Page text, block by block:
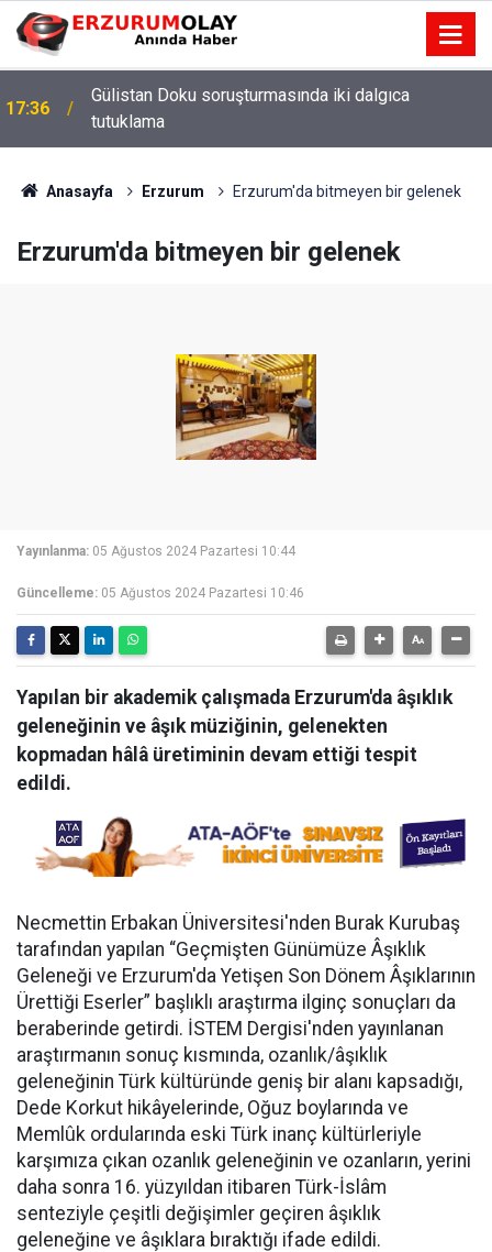
17:36
Gülistan Doku soruşturmasında iki dalgıca
tutuklama
Anasayfa Erzurum Erzurum'da bitmeyen bir gelenek
Erzurum'da bitmeyen bir gelenek
Yayınlanma: 05 Ağustos 2024 Pazartesi 10:44
Güncelleme: 05 Ağustos 2024 Pazartesi 10:46
Yapılan bir akademik çalışmada Erzurum'da âşıklık
geleneğinin ve âşık müziğinin, gelenekten
kopmadan hâlâ üretiminin devam ettiği tespit
edildi.
Necmettin Erbakan Üniversitesi'nden Burak Kurubaş
tarafından yapılan “Geçmişten Günümüze Âşıklık
Geleneği ve Erzurum'da Yetişen Son Dönem Âşıklarının
Ürettiği Eserler” başlıklı araştırma ilginç sonuçları da
beraberinde getirdi. İSTEM Dergisi'nden yayınlanan
araştırmanın sonuç kısmında, ozanlık/âşıklık
geleneğinin Türk kültüründe geniş bir alanı kapsadığı,
Dede Korkut hikâyelerinde, Oğuz boylarında ve
Memlûk ordularında eski Türk inanç kültürleriyle
karşımıza çıkan ozanlık geleneğinin ve ozanların, yerini
daha sonra 16. yüzyıldan itibaren Türk-İslâm
senteziyle çeşitli değişimler geçiren âşıklık
geleneğine ve âşıklara bıraktığı ifade edildi.